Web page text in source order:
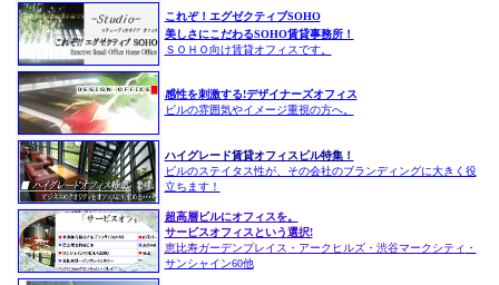
これぞ！エグゼクティブSOHO
美しさにこだわるSOHO賃貸事務所！
ＳＯＨＯ向け賃貸オフィスです。
感性を刺激する!デザイナーズオフィス
ビルの雰囲気やイメージ重視の方へ。
ハイグレード賃貸オフィスビル特集！
ビルのステイタス性が、その会社のブランディングに大きく役
立ちます！
超高層ビルにオフィスを。
サービスオフィスという選択!
恵比寿ガーデンプレイス ・アークヒルズ・渋谷マークシティ ・
サンシャイン60他